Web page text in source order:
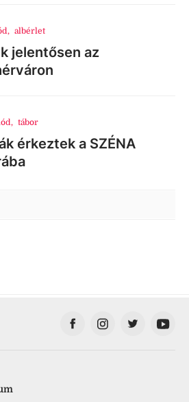
, albérlet
jelentősen az
, tábor
érkeztek a SZÉNA